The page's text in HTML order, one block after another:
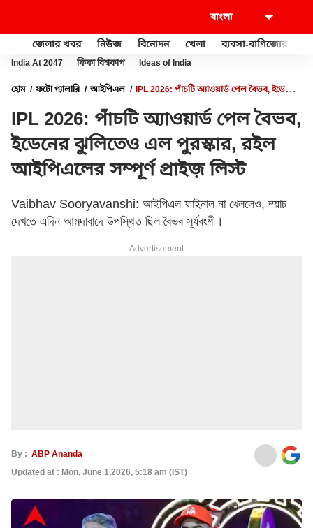
জেলার খবর নিউজ বিনোদন খেলা ব্যবসা-বাণিজ্যের
India At 2047 ফিফা বিশ্বকাপ Ideas of India
হোম ফটো গ্যালারি আইপিএল
IPL 2026: পাঁচটি অ্যাওয়ার্ড পেল বৈভব, ইডেনের
IPL 2026: পাঁচটি অ্যাওয়ার্ড পেল বৈভব,
ইডেনের ঝুলিতেও এল পুরস্কার, রইল
আইপিএলের সম্পূর্ণ প্রাইজ় লিস্ট
Vaibhav Sooryavanshi: আইপিএল ফাইনাল না খেললেও, ম্য়াচ
দেখতে এদিন আমদাবাদে উপস্থিত ছিল বৈভব সূর্যবংশী।
Advertisement
By : ABP Ananda
Updated at : Mon, June 1,2026, 5:18 am (IST)